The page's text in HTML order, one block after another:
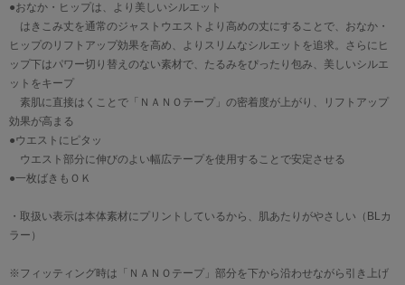
●おなか・ヒップは、より美しいシルエット
はきこみ丈を通常のジャストウエストより高めの丈にすることで、おなか・
ヒップのリフトアップ効果を高め、よりスリムなシルエットを追求。さらにヒ
ップ下はパワー切り替えのない素材で、たるみをぴったり包み、美しいシルエ
ットをキープ
素肌に直接はくことで「ＮＡＮＯテープ」の密着度が上がり、リフトアップ
効果が高まる
●ウエストにピタッ
ウエスト部分に伸びのよい幅広テープを使用することで安定させる
●一枚ばきもＯＫ
・取扱い表示は本体素材にプリントしているから、肌あたりがやさしい（BLカ
ラー）
※フィッティング時は「ＮＡＮＯテープ」部分を下から沿わせながら引き上げ